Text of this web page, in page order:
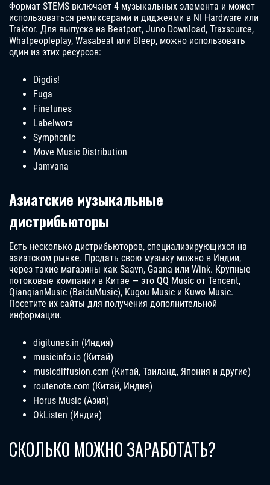
Формат STEMS включает 4 музыкальных элемента и может
использоваться ремиксерами и диджеями в NI Hardware или
Traktor. Для выпуска на Beatport, Juno Download, Traxsource,
Whatpeopleplay, Wasabeat или Bleep, можно использовать
один из этих ресурсов:
Digdis!
Fuga
Finetunes
Labelworx
Symphonic
Move Music Distribution
Jamvana
Азиатские музыкальные
дистрибьюторы
Есть несколько дистрибьюторов, специализирующихся на
азиатском рынке. Продать свою музыку можно в Индии,
через такие магазины как Saavn, Gaana или Wink. Крупные
потоковые компании в Китае — это QQ Music от Tencent,
QianqianMusic (BaiduMusic), Kugou Music и Kuwo Music.
Посетите их сайты для получения дополнительной
информации.
digitunes.in (Индия)
musicinfo.io (Китай)
musicdiffusion.com (Китай, Таиланд, Япония и другие)
routenote.com (Китай, Индия)
Horus Music (Азия)
OkListen (Индия)
СКОЛЬКО МОЖНО ЗАРАБОТАТЬ?